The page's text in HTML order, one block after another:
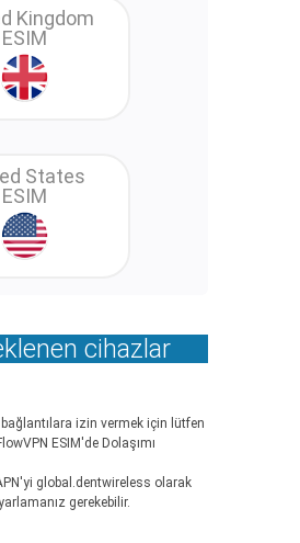
Kingdom
ESIM
States
ESIM
cihazlar
bağlantılara izin vermek için lütfen
ESIM'de Dolaşımı
global.dentwireless olarak
gerekebilir.